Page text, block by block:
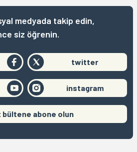
medyada takip edin,
siz öğrenin.
twitter
instagram
bültene abone olun